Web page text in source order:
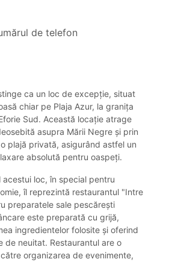
de telefon
ca un loc de excepție, situat
chiar pe Plaja Azur, la granița
Sud. Această locație atrage
asupra Mării Negre și prin
plajă privată, asigurând astfel un
absolută pentru oaspeți.
acestui loc, în special pentru
îl reprezintă restaurantul "Intre
preparatele sale pescărești
este preparată cu grijă,
ingredientelor folosite și oferind
de neuitat. Restaurantul are o
organizarea de evenimente,